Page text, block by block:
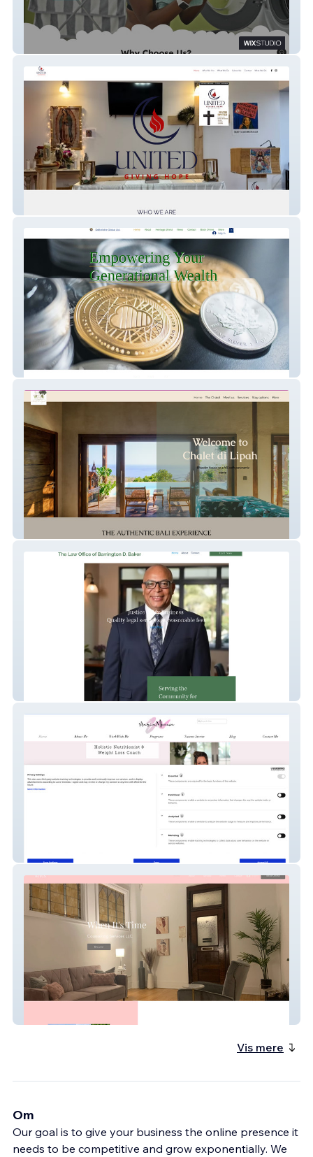
TADA Laundry
Debellotte Global
Vis mere
Om
Our goal is to give your business the online presence it
needs to be competitive and grow exponentially. We